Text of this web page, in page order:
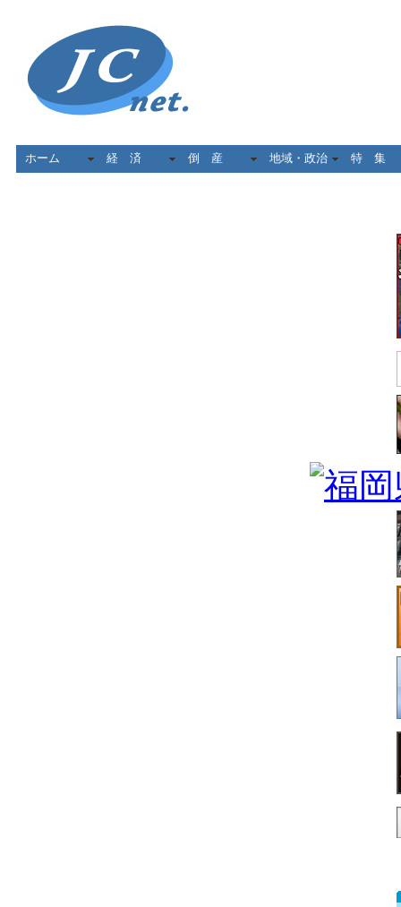
ホーム 経 済 倒 産 地域・政治 特 集